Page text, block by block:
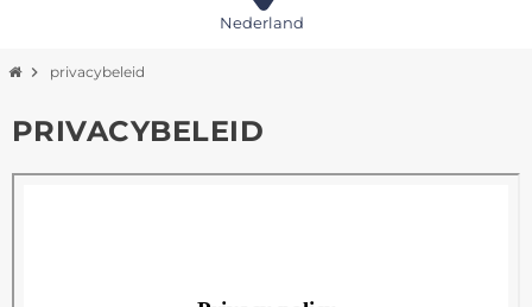
Nederland
chevron_right privacybeleid
PRIVACYBELEID